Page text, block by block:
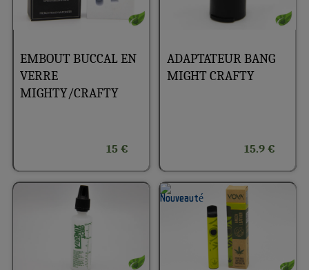
EMBOUT BUCCAL EN
VERRE
MIGHTY/CRAFTY
15 €
ADAPTATEUR BANG
MIGHT CRAFTY
15.9 €